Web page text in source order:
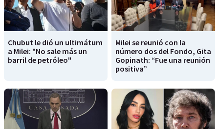
Chubut le dió un ultimátum
a Milei: "No sale más un
barril de petróleo"
Milei se reunió con la
número dos del Fondo, Gita
Gopinath: “Fue una reunión
positiva”